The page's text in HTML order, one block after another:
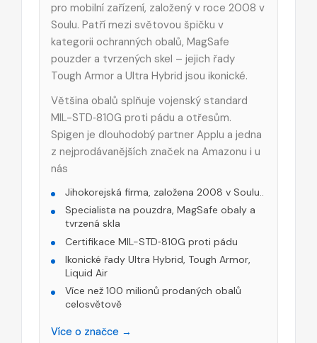
pro mobilní zařízení, založený v roce 2008 v
Soulu. Patří mezi světovou špičku v
kategorii ochranných obalů, MagSafe
pouzder a tvrzených skel – jejich řady
Tough Armor a Ultra Hybrid jsou ikonické.
Většina obalů splňuje vojenský standard
MIL-STD‑810G proti pádu a otřesům.
Spigen je dlouhodobý partner Applu a jedna
z nejprodávanějších značek na Amazonu i u
nás
Jihokorejská firma, založena 2008 v Soulu..
Specialista na pouzdra, MagSafe obaly a
tvrzená skla
Certifikace MIL-STD‑810G proti pádu
Ikonické řady Ultra Hybrid, Tough Armor,
Liquid Air
Více než 100 milionů prodaných obalů
celosvětově
Více o značce →